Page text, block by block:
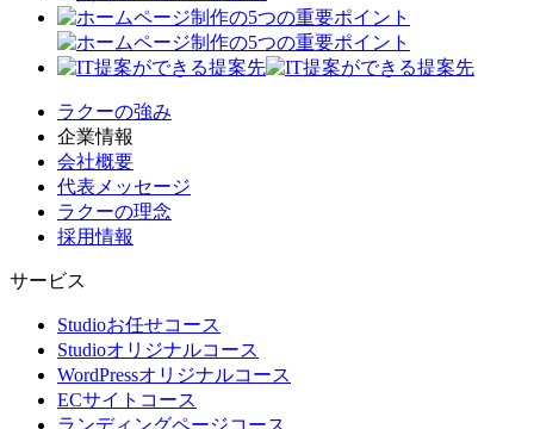
ラクーの強み
企業情報
会社概要
代表メッセージ
ラクーの理念
採用情報
サービス
Studioお任せコース
Studioオリジナルコース
WordPressオリジナルコース
ECサイトコース